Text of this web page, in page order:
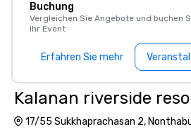
Buchung
Vergleichen Sie Angebote und buchen
Ihr Event
Erfahren Sie mehr
Kalanan riverside
17/55 Sukkhaprachasan 2,